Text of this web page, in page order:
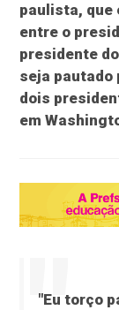
paulista, que
entre o
presidente
seja pautado
dois
em
"Eu torço